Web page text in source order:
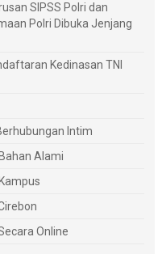
SIPSS Polri dan
Polri Dibuka Jenjang
Kedinasan TNI
Intim
Alami
Online